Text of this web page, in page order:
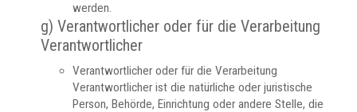
werden.
g) Verantwortlicher oder für die Verarbeitung
Verantwortlicher
Verantwortlicher oder für die Verarbeitung
Verantwortlicher ist die natürliche oder juristische
Person, Behörde, Einrichtung oder andere Stelle, die